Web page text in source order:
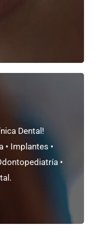
Dental!
• Implantes •
•
laodontología